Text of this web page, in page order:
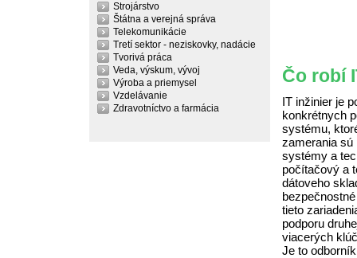
Strojárstvo
Štátna a verejná správa
Telekomunikácie
Tretí sektor - neziskovky, nadácie
Tvorivá práca
Veda, výskum, vývoj
Výroba a priemysel
Vzdelávanie
Zdravotníctvo a farmácia
Čo robí
IT inžinier je
konkrétnych
systému,
zamerania sú
systémy a
počítačový a
dátoveho
tieto
podporu
viacerých
Je to